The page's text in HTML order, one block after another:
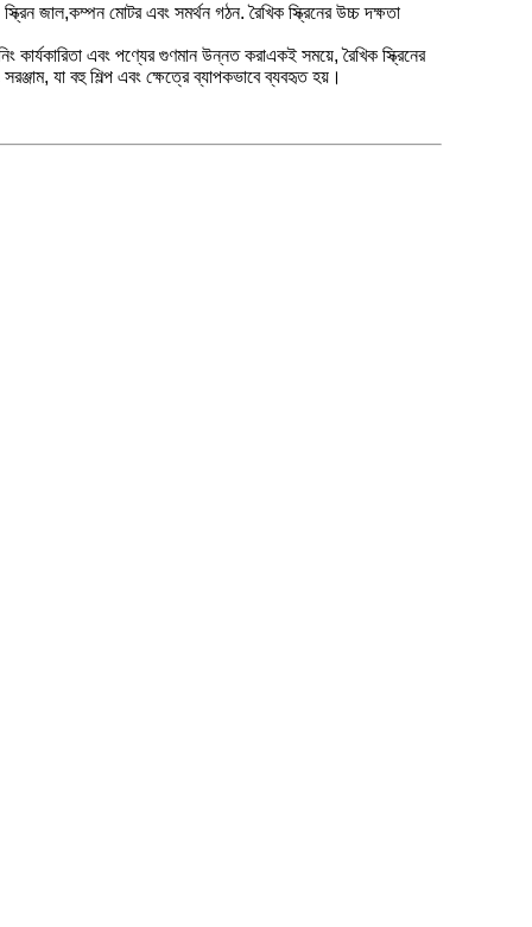
জাল,কম্পন মোটর এবং সমর্থন গঠন. রৈখিক স্ক্রিনের উচ্চ দক্ষতা
কার্যকারিতা এবং পণ্যের গুণমান উন্নত করাএকই সময়ে, রৈখিক স্ক্রিনের
যা বহু শিল্প এবং ক্ষেত্রে ব্যাপকভাবে ব্যবহৃত হয়।